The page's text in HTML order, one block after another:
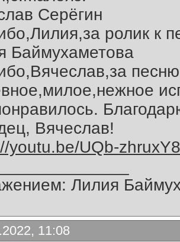
Серёгин
ролик к
Баймухаметова
Вячеслав!
youtu.be/UQb-zhruxY8
Лилия
11:08